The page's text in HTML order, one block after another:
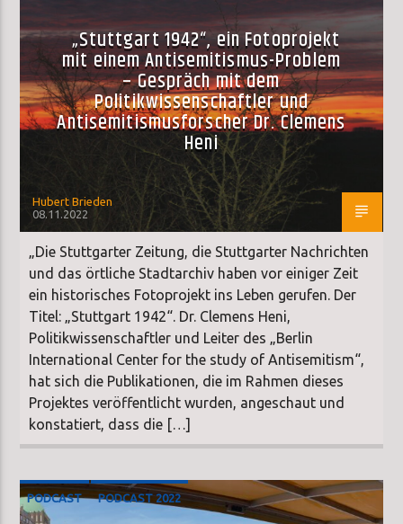
„Stuttgart 1942“, ein Fotoprojekt
mit einem Antisemitismus-Problem
– Gespräch mit dem
Politikwissenschaftler und
Antisemitismusforscher Dr. Clemens
Heni
Hubert Brieden
08.11.2022
„Die Stuttgarter Zeitung, die Stuttgarter Nachrichten
und das örtliche Stadtarchiv haben vor einiger Zeit
ein historisches Fotoprojekt ins Leben gerufen. Der
Titel: „Stuttgart 1942“. Dr. Clemens Heni,
Politikwissenschaftler und Leiter des „Berlin
International Center for the study of Antisemitism“,
hat sich die Publikationen, die im Rahmen dieses
Projektes veröffentlicht wurden, angeschaut und
konstatiert, dass die […]
PODCAST PODCAST 2022